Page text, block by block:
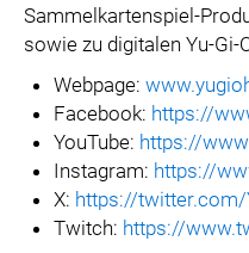
Sammelkartenspiel-
sowie zu digitalen Yu-Gi-
Webpage:
Facebook: https://
YouTube: https://
Instagram: https://
X: https://twitter.com/
Twitch: https://